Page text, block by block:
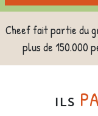
Cheef fait partie du
plus de 150.000
ILS